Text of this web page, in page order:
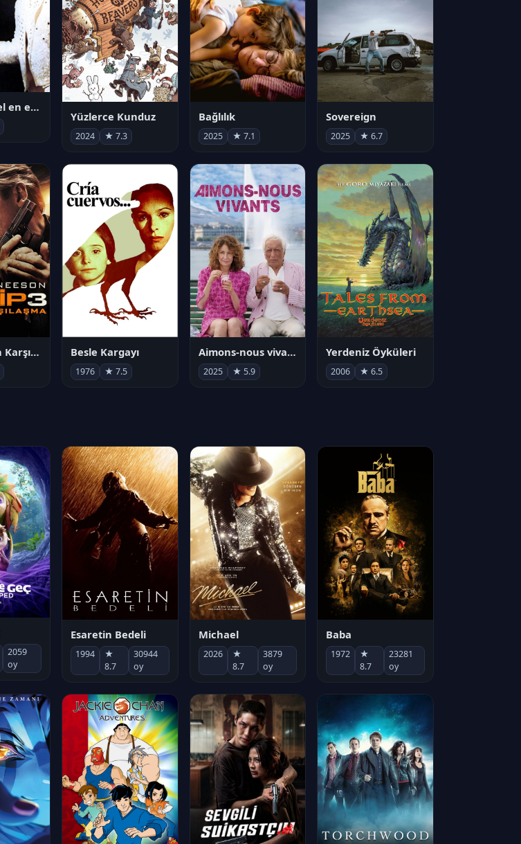
Juan Gabriel en el Palacio de Bellas Artes
Yüzlerce Kunduz
2024 ★ 7.3
Bağlılık
2025 ★ 7.1
Sovereign
2025 ★ 6.7
Takip 3: Son Karşılaşma Besle Kargayı
1976 ★ 7.5
Aimons-nous vivants
2025 ★ 5.9
Yerdeniz Öyküleri
2006 ★ 6.5
2059
oy
Esaretin Bedeli
1994
★
8.7
30944
oy
Michael
2026
★
8.7
3879
oy
Baba
1972
★
8.7
23281
oy